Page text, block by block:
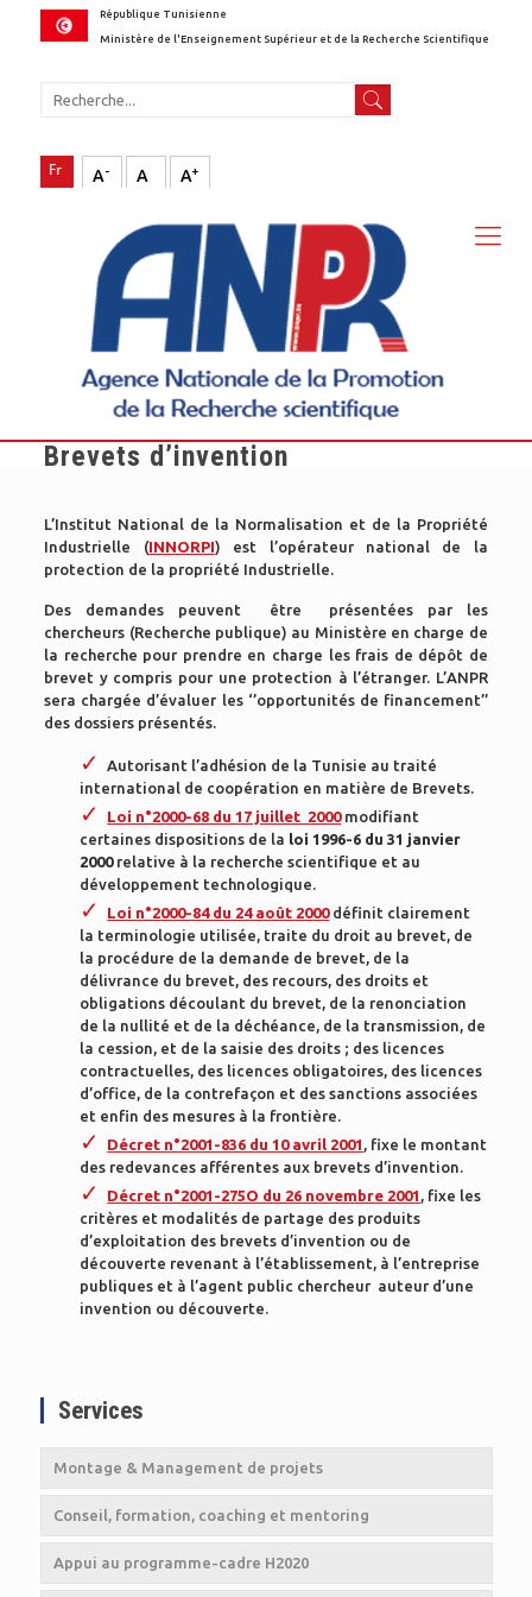
République Tunisienne
Ministère de l'Enseignement Supérieur et de la Recherche Scientifique
A- A A+
Brevets d’invention
L’Institut National de la Normalisation et de la Propriété
Industrielle (INNORPI) est l’opérateur national de la
protection de la propriété Industrielle.
Des demandes peuvent être présentées par les
chercheurs (Recherche publique) au Ministère en charge de
la recherche pour prendre en charge les frais de dépôt de
brevet y compris pour une protection à l’étranger. L’ANPR
sera chargée d’évaluer les ‘’opportunités de financement’’
des dossiers présentés.
Autorisant l’adhésion de la Tunisie au traité
international de coopération en matière de Brevets.
Loi n°2000-68 du 17 juillet 2000 modifiant
certaines dispositions de la loi 1996-6 du 31 janvier
2000relative à la recherche scientifique et au
développement technologique.
Loi n°2000-84 du 24 août 2000 définit clairement
la terminologie utilisée, traite du droit au brevet, de
la procédure de la demande de brevet, de la
délivrance du brevet, des recours, des droits et
obligations découlant du brevet, de la renonciation
de la nullité et de la déchéance, de la transmission, de
la cession, et de la saisie des droits ; des licences
contractuelles, des licences obligatoires, des licences
d’office, de la contrefaçon et des sanctions associées
et enfin des mesures à la frontière.
Décret n°2001-836 du 10 avril 2001 , fixe le montant
des redevances afférentes aux brevets d’invention.
Décret n°2001-275O du 26 novembre 2001 , fixe les
critères et modalités de partage des produits
d’exploitation des brevets d’invention ou de
découverte revenant à l’établissement, à l’entreprise
publiques et à l’agent public chercheur auteur d’une
invention ou découverte.
Services
Montage & Management de projets
Conseil, formation, coaching et mentoring
Appui au programme-cadre H2020